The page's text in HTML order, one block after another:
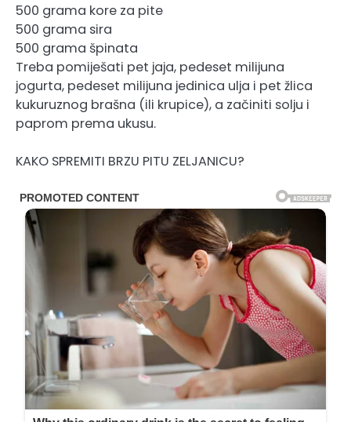
500 grama kore za pite
500 grama sira
500 grama špinata
Treba pomiješati pet jaja, pedeset milijuna
jogurta, pedeset milijuna jedinica ulja i pet žlica
kukuruznog brašna (ili krupice), a začiniti solju i
paprom prema ukusu.
KAKO SPREMITI BRZU PITU ZELJANICU?